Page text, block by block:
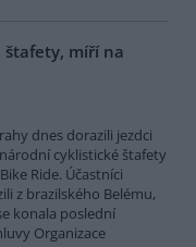
štafety, míří na
dnes dorazili jezdci
cyklistické štafety
Ride. Účastníci
z brazilského Belému,
konala poslední
Organizace